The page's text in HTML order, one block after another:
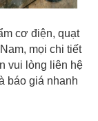
cơ điện, quạt
mọi chi tiết
vui lòng liên hệ
báo giá nhanh